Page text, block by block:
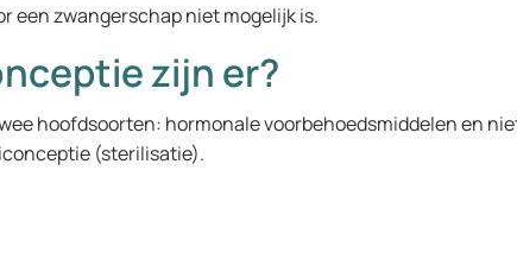
een zwangerschap niet mogelijk is.
zijn er?
hoofdsoorten: hormonale voorbehoedsmiddelen en
(sterilisatie).